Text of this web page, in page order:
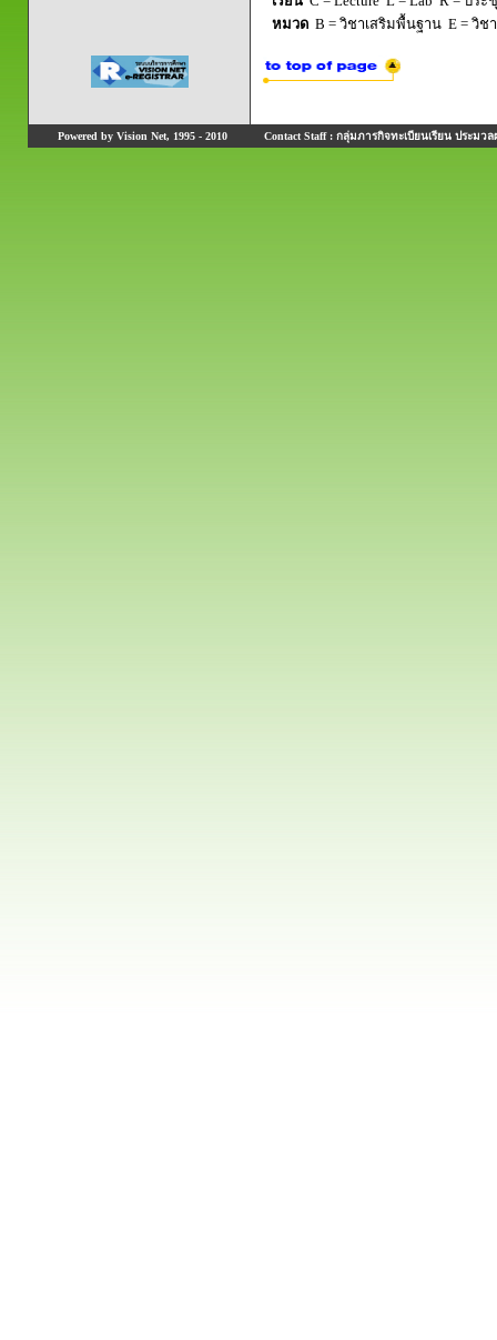
หมวด B = วิชาเสริมพื้นฐาน E = วิช
Powered by Vision Net, 1995 - 2010 Contact Staff : กลุ่มภารกิจทะเบียนเรียน ประมวล